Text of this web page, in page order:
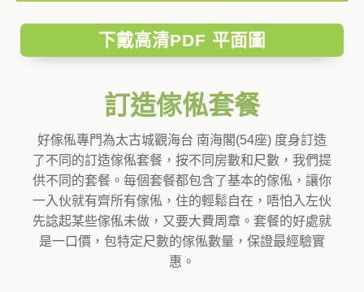
下戴高清PDF 平面圖
訂造傢俬套餐
好傢俬專門為太古城觀海台 南海閣(54座) 度身訂造
了不同的訂造傢俬套餐，按不同房數和尺數，我們提
供不同的套餐。每個套餐都包含了基本的傢俬，讓你
一入伙就有齊所有傢俬，住的輕鬆自在，唔怕入左伙
先諗起某些傢俬未做，又要大費周章。套餐的好處就
是一口價，包特定尺數的傢俬數量，保證最經驗實
惠。